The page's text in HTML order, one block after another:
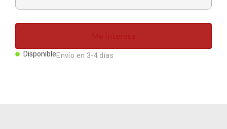
Imanes
Llaveros
Me interesa
DisponibleEnvío en 3-4 días